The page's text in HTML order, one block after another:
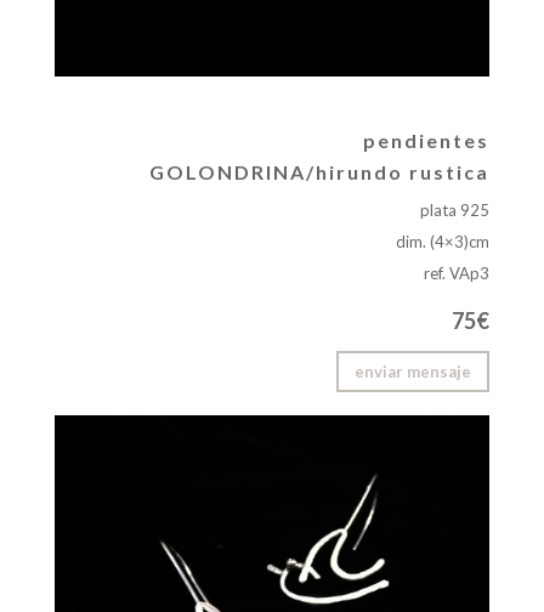
pendientes
GOLONDRINA/hirundo rustica
plata 925
dim. (4×3)cm
ref. VAp3
75€
enviar mensaje